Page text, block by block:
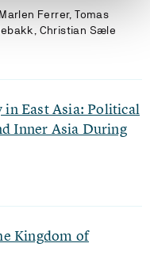
Ferrer, Tomas
Christian Sæle
East Asia: Political
Inner Asia During
Kingdom of